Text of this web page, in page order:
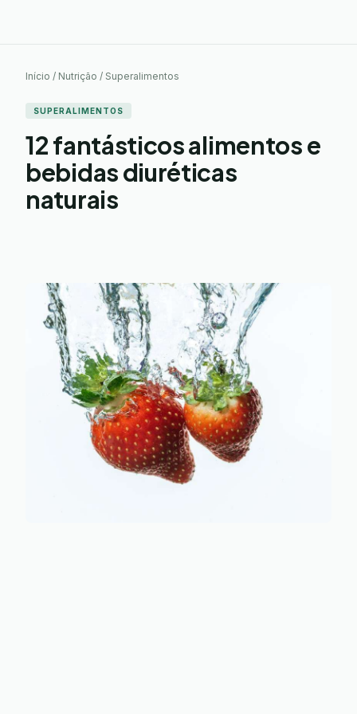
Início / Nutrição / Superalimentos
SUPERALIMENTOS
12 fantásticos alimentos e
bebidas diuréticas
naturais